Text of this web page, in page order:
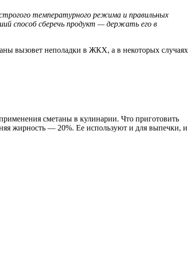
температурного режима и правильных
способ сберечь продукт — держать его в
вызовет неполадки в ЖКХ, а в некоторых случаях
сметаны в кулинарии. Что приготовить
жирность — 20%. Ее используют и для выпечки, и